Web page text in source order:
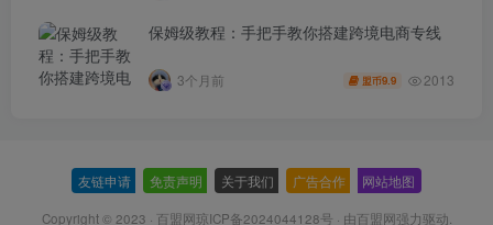
保姆级教程：手把手教你搭建跨境电商专线
3个月前 盟币9.9 2013
友链申请 免责声明 关于我们 广告合作 网站地图
Copyright © 2023 · 百盟网琼ICP备2024044128号 · 由百盟网强力驱动.